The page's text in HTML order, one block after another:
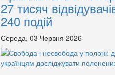
27 тисяч
240 подій
Середа, 03 Червня 2026